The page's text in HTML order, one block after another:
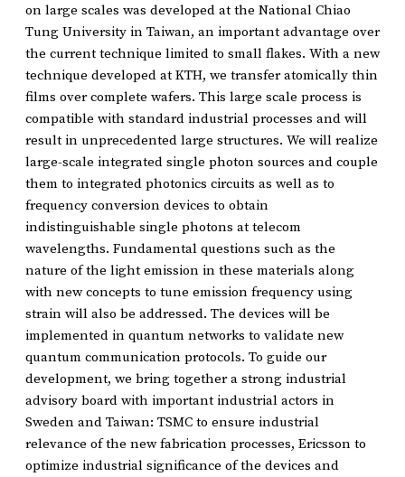
on large scales was developed at the National Chiao
Tung University in Taiwan, an important advantage over
the current technique limited to small flakes. With a new
technique developed at KTH, we transfer atomically thin
films over complete wafers. This large scale process is
compatible with standard industrial processes and will
result in unprecedented large structures. We will realize
large-scale integrated single photon sources and couple
them to integrated photonics circuits as well as to
frequency conversion devices to obtain
indistinguishable single photons at telecom
wavelengths. Fundamental questions such as the
nature of the light emission in these materials along
with new concepts to tune emission frequency using
strain will also be addressed. The devices will be
implemented in quantum networks to validate new
quantum communication protocols. To guide our
development, we bring together a strong industrial
advisory board with important industrial actors in
Sweden and Taiwan: TSMC to ensure industrial
relevance of the new fabrication processes, Ericsson to
optimize industrial significance of the devices and